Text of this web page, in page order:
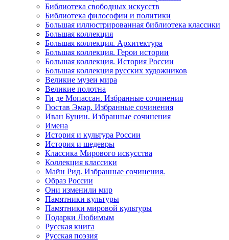
Библиотека свободных искусств
Библиотека философии и политики
Большая иллюстрированная библиотека классики
Большая коллекция
Большая коллекция. Архитектура
Большая коллекция. Герои истории
Большая коллекция. История России
Большая коллекция русских художников
Великие музеи мира
Великие полотна
Ги де Мопассан. Избранные сочинения
Гюстав Эмар. Избранные сочинения
Иван Бунин. Избранные сочинения
Имена
История и культура России
История и шедевры
Классика Мирового искусства
Коллекция классики
Майн Рид. Избранные сочинения.
Образ России
Они изменили мир
Памятники культуры
Памятники мировой культуры
Подарки Любимым
Русская книга
Русская поэзия